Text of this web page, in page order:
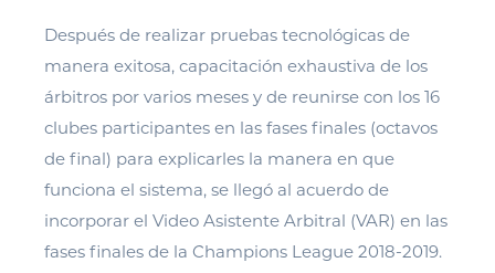
Después de realizar pruebas tecnológicas de
manera exitosa, capacitación exhaustiva de los
árbitros por varios meses y de reunirse con los 16
clubes participantes en las fases finales (octavos
de final) para explicarles la manera en que
funciona el sistema, se llegó al acuerdo de
incorporar el Video Asistente Arbitral (VAR) en las
fases finales de la Champions League 2018-2019.